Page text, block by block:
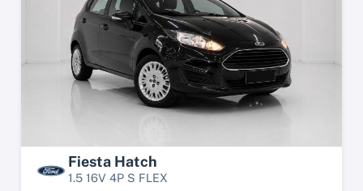
Fiesta Hatch
1.5 16V 4P S FLEX